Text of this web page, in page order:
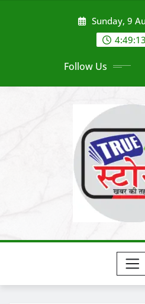
Sunday, 9
Follow Us